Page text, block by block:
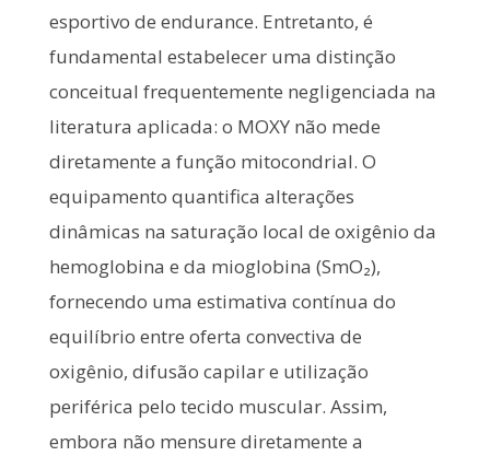
esportivo de endurance. Entretanto, é
fundamental estabelecer uma distinção
conceitual frequentemente negligenciada na
literatura aplicada: o MOXY não mede
diretamente a função mitocondrial. O
equipamento quantifica alterações
dinâmicas na saturação local de oxigênio da
hemoglobina e da mioglobina (SmO₂),
fornecendo uma estimativa contínua do
equilíbrio entre oferta convectiva de
oxigênio, difusão capilar e utilização
periférica pelo tecido muscular. Assim,
embora não mensure diretamente a